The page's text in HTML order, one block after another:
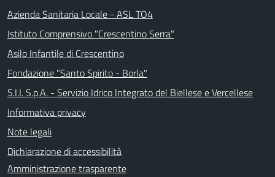
Azienda Sanitaria Locale - ASL TO4
Istituto Comprensivo "Crescentino Serra"
Asilo Infantile di Crescentino
Fondazione "Santo Spirito - Borla"
S.I.I. S.p.A. - Servizio Idrico Integrato del Biellese e Vercellese
Informativa privacy
Note legali
Dichiarazione di accessibilità
Amministrazione trasparente